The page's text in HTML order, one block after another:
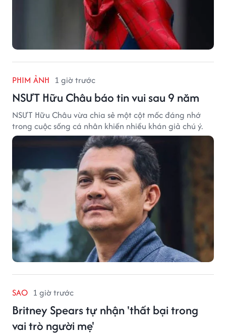
PHIM ẢNH 1 giờ trước
NSƯT Hữu Châu báo tin vui sau 9 năm
NSƯT Hữu Châu vừa chia sẻ một cột mốc đáng nhớ
trong cuộc sống cá nhân khiến nhiều khán giả chú ý.
SAO 1 giờ trước
Britney Spears tự nhận 'thất bại trong
vai trò người mẹ'